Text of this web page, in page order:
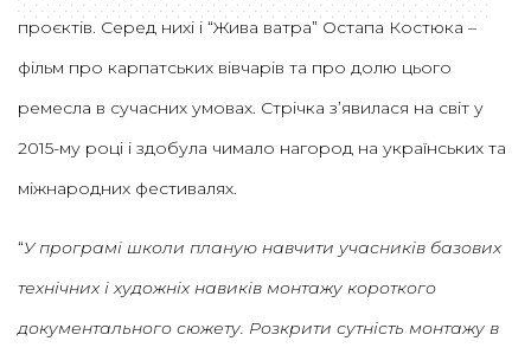
проєктів. Серед нихі і “Жива ватра” Остапа Костюка –
фільм про карпатських вівчарів та про долю цього
ремесла в сучасних умовах. Стрічка з’явилася на світ у
2015-му році і здобула чимало нагород на українських та
міжнародних фестивалях.
“У програмі школи планую навчити учасників базових
технічних і художніх навиків монтажу короткого
документального сюжету. Розкрити сутність монтажу в